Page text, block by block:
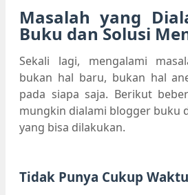
Masalah yang
Buku dan Solusi
Sekali lagi, mengalami
bukan hal baru, bukan hal
pada siapa saja. Berikut
mungkin dialami blogger buku
yang bisa dilakukan.
Tidak Punya Cukup Waktu